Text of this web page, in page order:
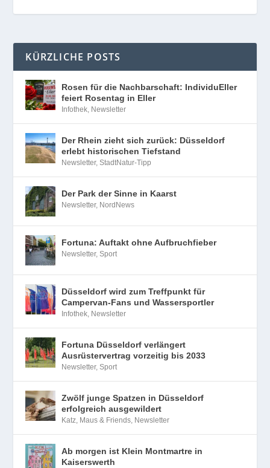
KÜRZLICHE POSTS
Rosen für die Nachbarschaft: IndividuEller
feiert Rosentag in Eller
Infothek, Newsletter
Der Rhein zieht sich zurück: Düsseldorf
erlebt historischen Tiefstand
Newsletter,StadtNatur-Tipp
Der Park der Sinne in Kaarst
Newsletter, NordNews
Fortuna: Auftakt ohne Aufbruchfieber
Newsletter,Sport
Düsseldorf wird zum Treffpunkt für
Campervan-Fans und Wassersportler
Infothek, Newsletter
Fortuna Düsseldorf verlängert
Ausrüstervertrag vorzeitig bis 2033
Newsletter,Sport
Zwölf junge Spatzen in Düsseldorf
erfolgreich ausgewildert
Katz, Maus & Friends, Newsletter
Ab morgen ist Klein Montmartre in
Kaiserswerth